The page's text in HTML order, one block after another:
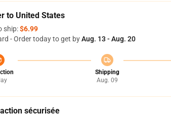
to United States
ship:$6.99
- Order today to get byAug. 13 - Aug. 20
Shipping
Aug. 09
sécurisée